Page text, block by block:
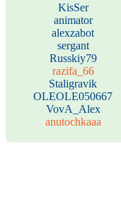
KisSer
animator
alexzabot
sergant
Russkiy79
razifa_66
Staligravik
OLEOLE050667
VovA_Alex
anutochkaaa